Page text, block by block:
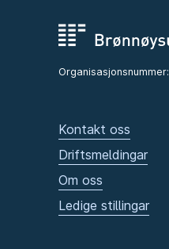
Organisasjonsnummer:
Kontakt oss
Driftsmeldingar
Om oss
Ledige stillingar